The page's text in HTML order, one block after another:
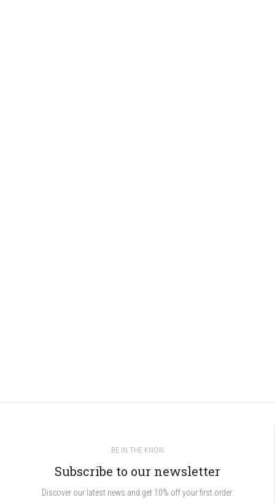
BE IN THE KNOW
Subscribe to our newsletter
Discover our latest news and get 10% off your first order.